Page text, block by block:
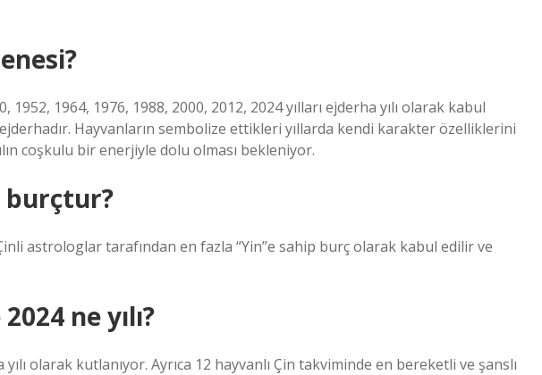
1964, 1976, 1988, 2000, 2012, 2024 yılları ejderha yılı olarak kabul
Hayvanların sembolize ettikleri yıllarda kendi karakter özelliklerini
coşkulu bir enerjiyle dolu olması bekleniyor.
burçtur?
astrologlar tarafından en fazla “Yin”e sahip burç olarak kabul edilir ve
ne yılı?
olarak kutlanıyor. Ayrıca 12 hayvanlı Çin takviminde en bereketli ve şanslı